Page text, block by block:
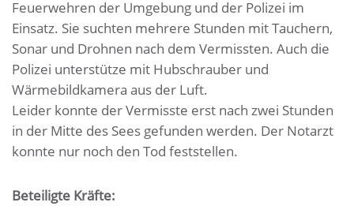
Feuerwehren der Umgebung und der Polizei im
Einsatz. Sie suchten mehrere Stunden mit Tauchern,
Sonar und Drohnen nach dem Vermissten. Auch die
Polizei unterstütze mit Hubschrauber und
Wärmebildkamera aus der Luft.
Leider konnte der Vermisste erst nach zwei Stunden
in der Mitte des Sees gefunden werden. Der Notarzt
konnte nur noch den Tod feststellen.
Beteiligte Kräfte: